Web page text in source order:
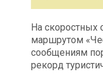
На скоростных
маршрутом
сообщениям
рекорд